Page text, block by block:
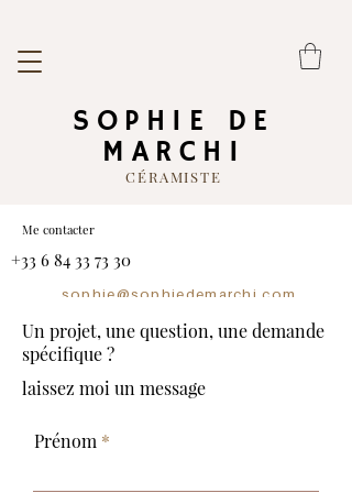
SOPHIE DE
MARCHI
CÉRAMISTE
Me contacter
+33 6 84 33 73 30
sophie@sophiedemarchi.com
Un projet, une question, une demande
spécifique ?
laissez moi un message
Prénom